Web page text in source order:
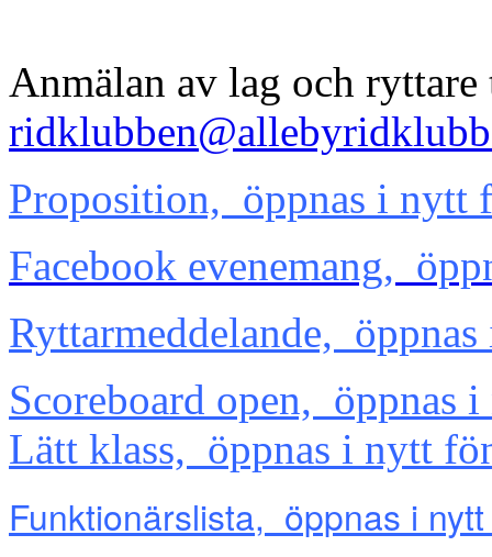
Anmälan av lag och
Proposition, öppnas i nytt
Facebook evenemang,
Ryttarmeddelande,
Scoreboard open, öppnas
Lätt klass, öppnas i nytt
Funktionärslista, öppnas i